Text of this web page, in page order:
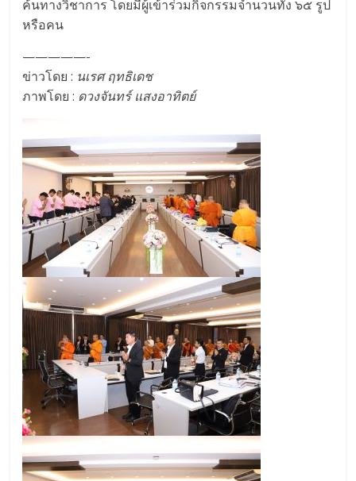
ค้นทางวิชาการ โดยมีผู้เข้าร่วมกิจกรรมจำนวนทั้ง ๖๕ รูป
หรือคน
—————-
ข่าวโดย : นเรศ ฤทธิเดช
ภาพโดย : ดวงจันทร์ แสงอาทิตย์